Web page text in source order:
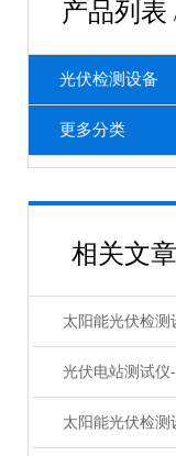
产品列表
光伏检测设备
更多分类
相关文章